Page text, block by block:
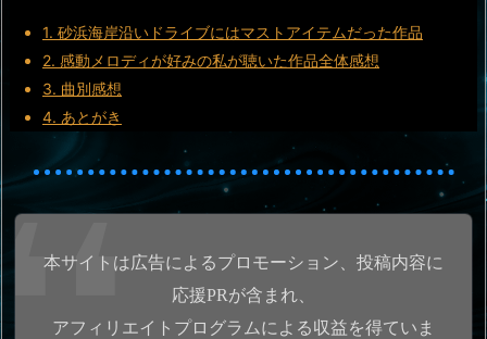
1. 砂浜海岸沿いドライブにはマストアイテムだった作品
2. 感動メロディが好みの私が聴いた作品全体感想
3. 曲別感想
4. あとがき
本サイトは広告によるプロモーション、投稿内容に
応援PRが含まれ、
アフィリエイトプログラムによる収益を得ていま